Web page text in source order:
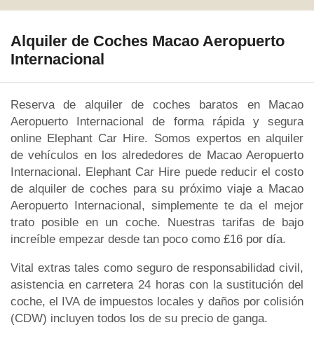
Alquiler de Coches Macao Aeropuerto
Internacional
Reserva de alquiler de coches baratos en Macao
Aeropuerto Internacional de forma rápida y segura
online Elephant Car Hire. Somos expertos en alquiler
de vehículos en los alrededores de Macao Aeropuerto
Internacional. Elephant Car Hire puede reducir el costo
de alquiler de coches para su próximo viaje a Macao
Aeropuerto Internacional, simplemente te da el mejor
trato posible en un coche. Nuestras tarifas de bajo
increíble empezar desde tan poco como £16 por día.
Vital extras tales como seguro de responsabilidad civil,
asistencia en carretera 24 horas con la sustitución del
coche, el IVA de impuestos locales y daños por colisión
(CDW) incluyen todos los de su precio de ganga.